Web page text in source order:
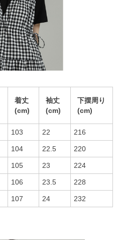
着丈
(cm)
袖丈
(cm)
下摆周り
(cm)
103 22 216
104 22.5 220
105 23 224
106 23.5 228
107 24 232